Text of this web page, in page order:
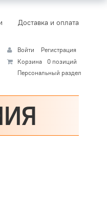
Доставка и оплата
Войти
Регистрация
Корзина
0 позиций
Персональный раздел